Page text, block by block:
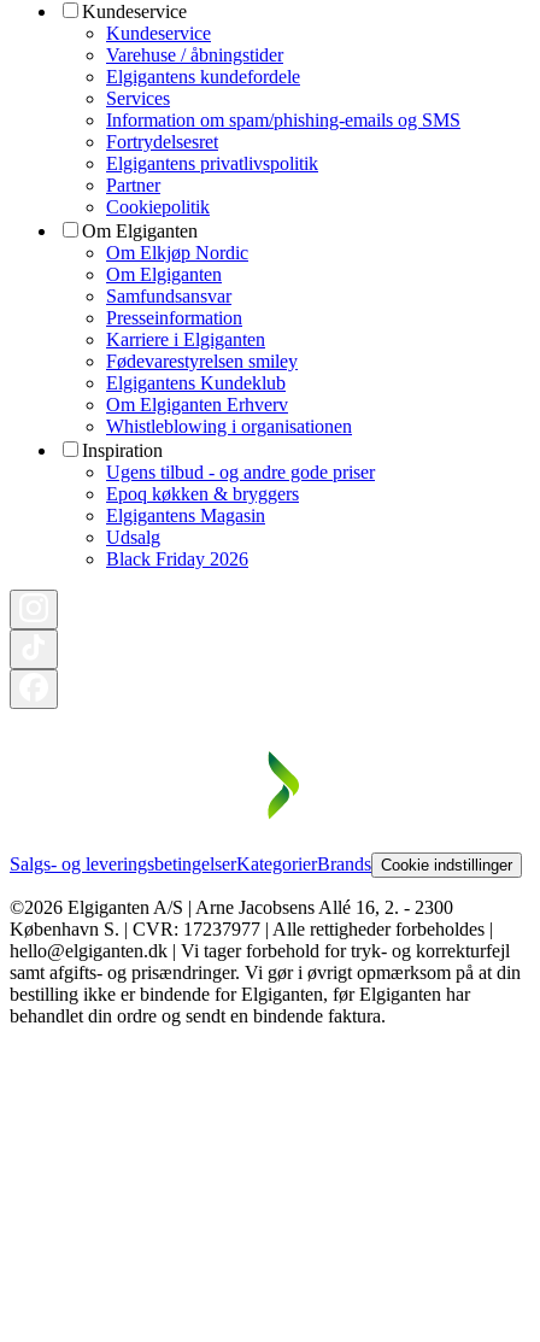
Kundeservice
Kundeservice
Varehuse / åbningstider
Elgigantens kundefordele
Services
Information om spam/phishing-emails og SMS
Fortrydelsesret
Elgigantens privatlivspolitik
Partner
Cookiepolitik
Om Elgiganten
Om Elkjøp Nordic
Om Elgiganten
Samfundsansvar
Presseinformation
Karriere i Elgiganten
Fødevarestyrelsen smiley
Elgigantens Kundeklub
Om Elgiganten Erhverv
Whistleblowing i organisationen
Inspiration
Ugens tilbud - og andre gode priser
Epoq køkken & bryggers
Elgigantens Magasin
Udsalg
Black Friday 2026
Salgs- og leveringsbetingelserKategorierBrands Cookie indstillinger
©2026 Elgiganten A/S | Arne Jacobsens Allé 16, 2. - 2300
København S. | CVR: 17237977 | Alle rettigheder forbeholdes |
hello@elgiganten.dk | Vi tager forbehold for tryk- og korrekturfejl
samt afgifts- og prisændringer. Vi gør i øvrigt opmærksom på at din
bestilling ikke er bindende for Elgiganten, før Elgiganten har
behandlet din ordre og sendt en bindende faktura.